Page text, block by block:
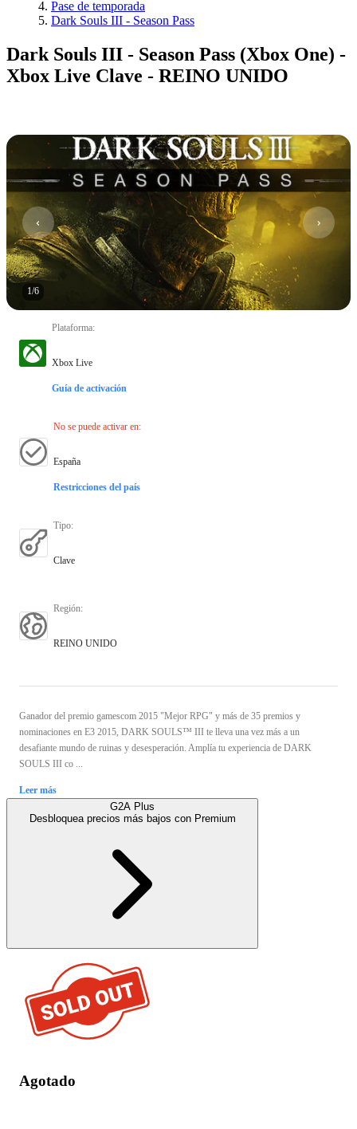
Pase de temporada
Dark Souls III - Season Pass
Dark Souls III - Season Pass (Xbox One) -
Xbox Live Clave - REINO UNIDO
1/6
Plataforma:
Xbox Live
Guía de activación
No se puede activar en:
España
Restricciones del país
Tipo:
Clave
Región:
REINO UNIDO
Ganador del premio gamescom 2015 "Mejor RPG" y más de 35 premios y
nominaciones en E3 2015, DARK SOULS™ III te lleva una vez más a un
desafiante mundo de ruinas y desesperación. Amplía tu experiencia de DARK
SOULS III co ...
Leer más
G2A Plus
Desbloquea precios más bajos con Premium
Agotado